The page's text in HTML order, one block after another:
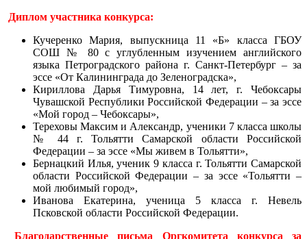
Диплом участника конкурса:
Кучеренко Мария, выпускница 11 «Б» класса ГБОУ
СОШ № 80 с углубленным изучением английского
языка Петроградского района г. Санкт-Петербург – за
эссе «От Калининграда до Зеленоградска»,
Кириллова Дарья Тимуровна, 14 лет, г. Чебоксары
Чувашской Республики Российской Федерации – за эссе
«Мой город – Чебоксары»,
Тереховы Максим и Александр, ученики 7 класса школы
№ 44 г. Тольятти Самарской области Российской
Федерации – за эссе «Мы живем в Тольятти»,
Бернацкий Илья, ученик 9 класса г. Тольятти Самарской
области Российской Федерации – за эссе «Тольятти –
мой любимый город»,
Иванова Екатерина, ученица 5 класса г. Невель
Псковской области Российской Федерации.
Благодарственные письма Оргкомитета конкурса за